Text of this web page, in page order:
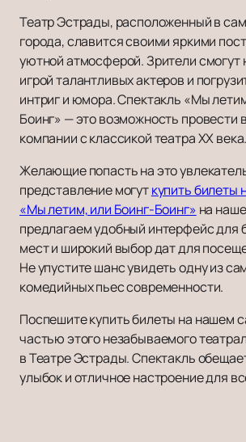
Театр Эстрады, расположенный в
города, славится своими яркими
уютной атмосферой. Зрители смогут
игрой талантливых актеров и
интриг и юмора. Спектакль «Мы
Боинг» — это возможность провести
компании с классикой театра XX века.
Желающие попасть на это
представление могуткупить билеты
«Мы летим, или Боинг-Боинг» на
предлагаем удобный интерфейс для
мест и широкий выбор дат для
Не упустите шанс увидеть одну из
комедийных пьес современности.
Поспешите купить билеты на нашем
частью этого незабываемого
в Театре Эстрады. Спектакль
улыбок и отличное настроение для